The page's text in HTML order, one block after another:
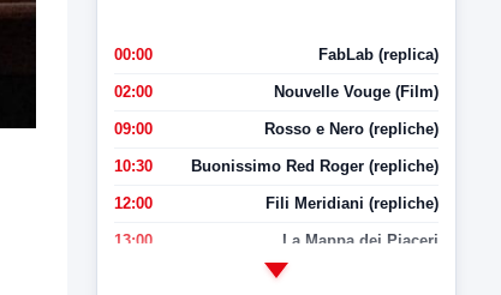
00:00 FabLab (replica)
02:00 Nouvelle Vouge (Film)
09:00 Rosso e Nero (repliche)
10:30 Buonissimo Red Roger (repliche)
12:00 Fili Meridiani (repliche)
13:00 La Mappa dei Piaceri